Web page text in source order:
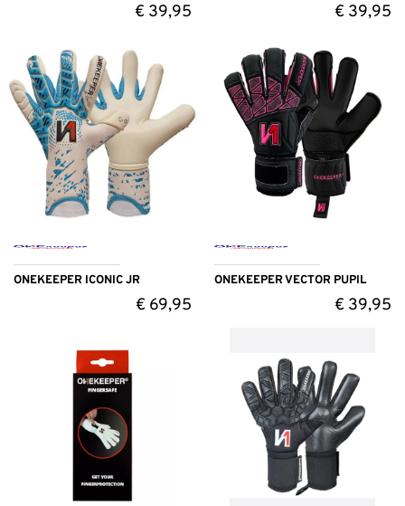
€39,95 € 39,95
ONEKEEPER ICONIC JR
€69,95
ONEKEEPER VECTOR PUPIL
€ 39,95